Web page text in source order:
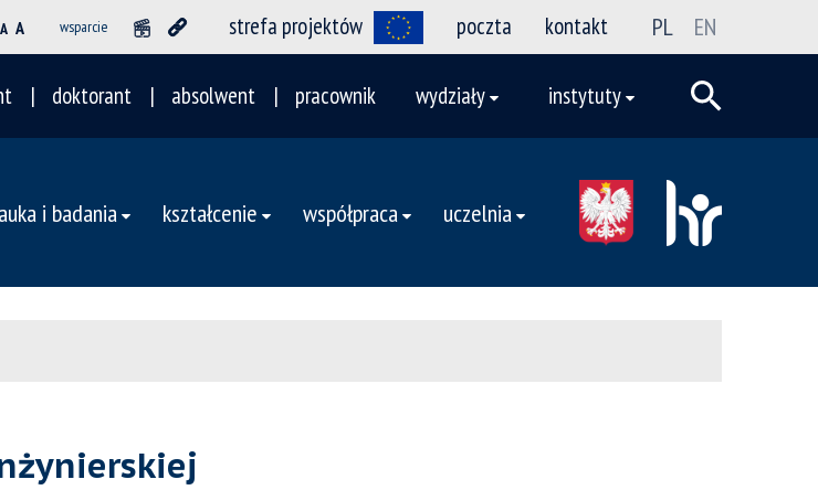
A A wsparcie strefa projektów poczta kontakt PL EN
doktorant absolwent pracownik wydziały instytuty
i badania kształcenie współpraca uczelnia